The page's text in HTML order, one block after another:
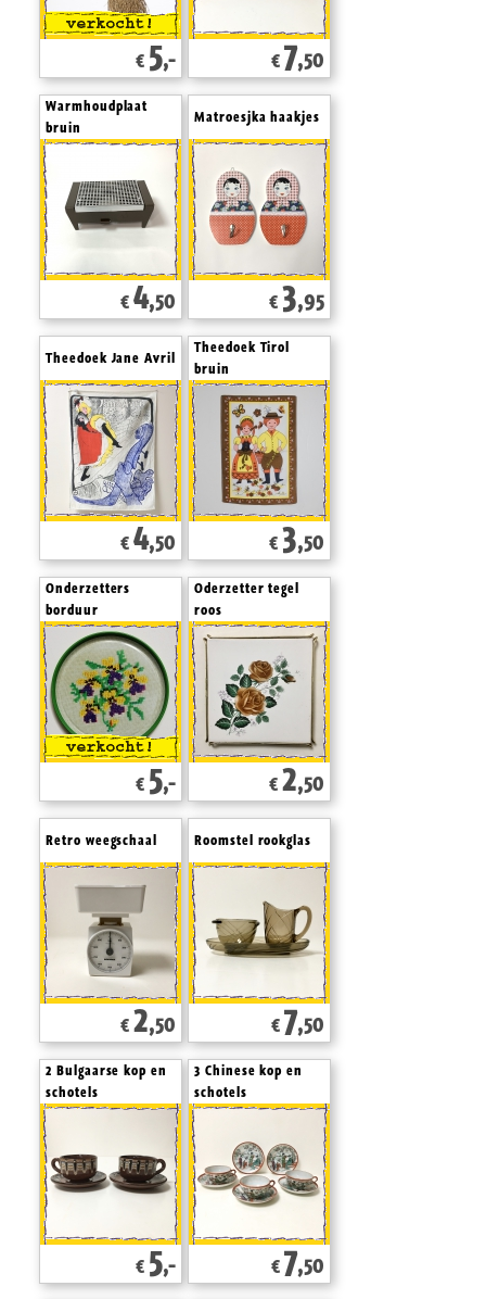
€ 5,- € 7,50
Warmhoudplaat
bruin
€ 4,50
Matroesjka haakjes
€ 3,95
Theedoek Jane Avril
€ 4,50
Theedoek Tirol
bruin
€ 3,50
Onderzetters
borduur
€ 5,-
Oderzetter tegel
roos
€ 2,50
Retro weegschaal
€ 2,50
Roomstel rookglas
€ 7,50
2 Bulgaarse kop en
schotels
€ 5,-
3 Chinese kop en
schotels
€ 7,50